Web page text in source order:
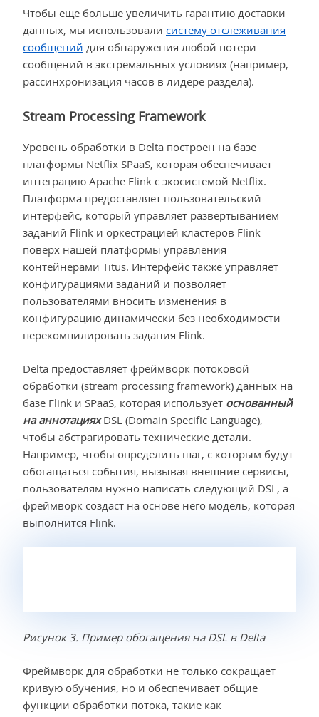
Чтобы еще больше увеличить гарантию доставки
данных, мы использовали систему отслеживания
сообщений для обнаружения любой потери
сообщений в экстремальных условиях (например,
рассинхронизация часов в лидере раздела).
Stream Processing Framework
Уровень обработки в Delta построен на базе
платформы Netflix SPaaS, которая обеспечивает
интеграцию Apache Flink с экосистемой Netflix.
Платформа предоставляет пользовательский
интерфейс, который управляет развертыванием
заданий Flink и оркестрацией кластеров Flink
поверх нашей платформы управления
контейнерами Titus. Интерфейс также управляет
конфигурациями заданий и позволяет
пользователями вносить изменения в
конфигурацию динамически без необходимости
перекомпилировать задания Flink.
Delta предоставляет фреймворк потоковой
обработки (stream processing framework) данных на
базе Flink и SPaaS, которая использует основанный
на аннотацияхDSL (Domain Specific Language),
чтобы абстрагировать технические детали.
Например, чтобы определить шаг, с которым будут
обогащаться события, вызывая внешние сервисы,
пользователям нужно написать следующий DSL, а
фреймворк создаст на основе него модель, которая
выполнится Flink.
Рисунок 3. Пример обогащения на DSL в Delta
Фреймворк для обработки не только сокращает
кривую обучения, но и обеспечивает общие
функции обработки потока, такие как